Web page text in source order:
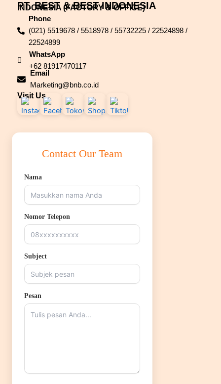
PT. BEST & BEST INDONESIA
INDONESIA (FACTORY & OFFICE)
Phone
(021) 5519678 / 5518978 / 55732225 / 22524898 /
22524899
WhatsApp
+62 81917470117
Email
Marketing@bnb.co.id
Visit Us
Contact Our Team
Nama
Nomor Telepon
Subject
Pesan